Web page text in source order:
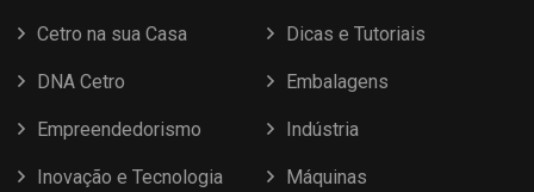
Cetro na sua Casa Dicas e Tutoriais
DNA Cetro Embalagens
Empreendedorismo Indústria
Inovação e Tecnologia Máquinas